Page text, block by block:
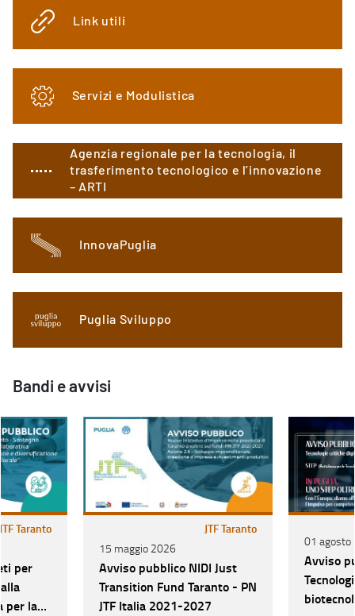
Link utili
Servizi e Modulistica
Agenzia regionale per la tecnologia, il
trasferimento tecnologico e l’innovazione
– ARTI
InnovaPuglia
Puglia Sviluppo
Bandi e avvisi
JTF Taranto
per
per la
JTF Taranto
15 maggio 2026
Avviso pubblico NIDI Just
Transition Fund Taranto - PN
JTF Italia 2021-2027
01 agosto
Avviso